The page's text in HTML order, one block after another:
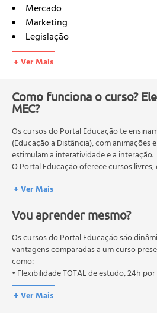
Mercado
Marketing
Legislação
Diretrizes para Utilização da
Funcionais e ou de Saúde
Nutracêuticos
Classificação e Natureza
Principais Alimentos Funcionais,
Compostos Bioativos
Principais Grupos de
Alimentos
Compostos Fenólicos
Flavonoides
Antocianinas
Isoflavonas
Alimentos à Base de Soja
Ácidos Graxos
Metabolismo dos Ácidos Graxos
Alegação de Propriedades
+ Ver Mais
Como funciona o curso?
MEC?
Os cursos do Portal Educação te
(Educação a Distância), com animações
estimulam a interatividade e a interação.
O Portal Educação oferece cursos
qualificação profissional. São destinados
profissional conhecimentos que
O MEC (Ministério da Educação), trata
educação em geral, mas autoriza
pós-graduação. Os cursos técnicos e
autorizados pelas Secretarias Estaduais
+ Ver Mais
Vou aprender mesmo?
Os cursos do Portal Educação são
vantagens comparadas a um curso
como:
• Flexibilidade TOTAL de estudo, 24h
+ Ver Mais